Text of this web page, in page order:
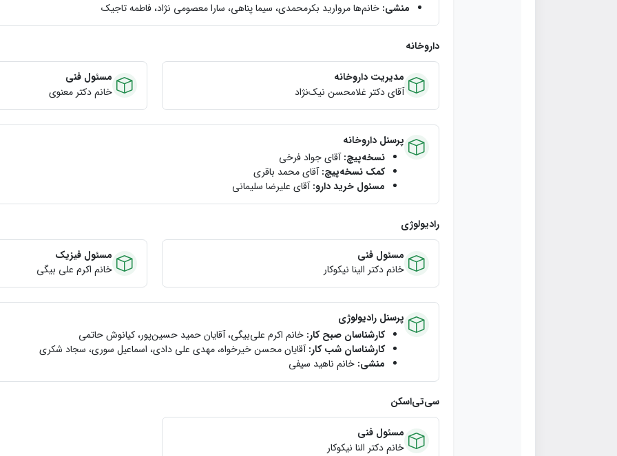
منشی: خانم‌ها مرواريد بكر‌محمدي، سيما پناهي، سارا معصومي نژاد، فاطمه تاجيك
داروخانه
مدیریت داروخانه
آقای دکتر غلامحسن نیک‌نژاد
مسئول فنی
خانم دکتر معنوي
پرسنل داروخانه
نسخه‌پیچ:آقای جواد فرخي
کمک نسخه‌پیچ:آقاي محمد باقري
مسئول خرید دارو:آقای علیرضا سلیمانی
رادیولوژی
مسئول فنی
خانم دكتر الينا نيكوكار
مسئول فیزیک
خانم اكرم علي بيگي
پرسنل رادیولوژی
کارشناسان صبح كار: خانم اكرم علي‌بيگي، آقايان حميد حسين‌پور، كيانوش حاتمي
كارشناسان شب كار:آقايان محسن خيرخواه، مهدي علي دادي، اسماعيل سوري، سجاد شكري
منشی: خانم ناهيد سيفي
سی‌تی‌اسکن
مسئول فنی
خانم دكتر النا نيكوكار